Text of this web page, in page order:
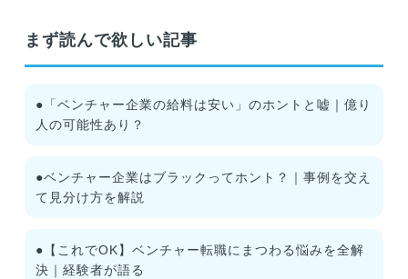
まず読んで欲しい記事
●「ベンチャー企業の給料は安い」のホントと嘘｜億り
人の可能性あり？
●ベンチャー企業はブラックってホント？｜事例を交え
て見分け方を解説
●【これでOK】ベンチャー転職にまつわる悩みを全解
決｜経験者が語る